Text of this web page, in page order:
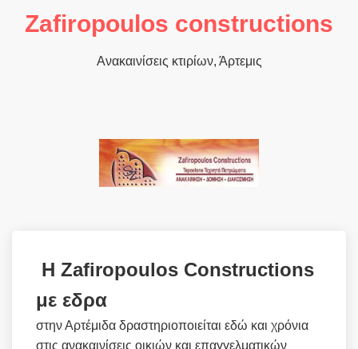
Ζafiropoulos constructions
Ανακαινίσεις κτιρίων, Άρτεμις
Η Zafiropoulos Constructions
με εδρα
στην Αρτέμιδα δραστηριοποιείται εδώ και χρόνια
στις ανακαινίσεις οικιών και επαγγελματικών